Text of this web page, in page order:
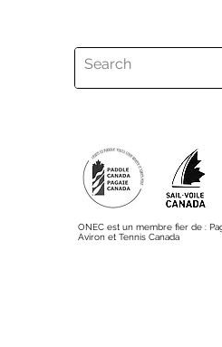
ONEC est un membre fier de :
Aviron et Tennis Canada